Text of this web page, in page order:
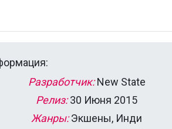
Разработчик:New State
Релиз:30 Июня 2015
Жанры:Экшены, Инди